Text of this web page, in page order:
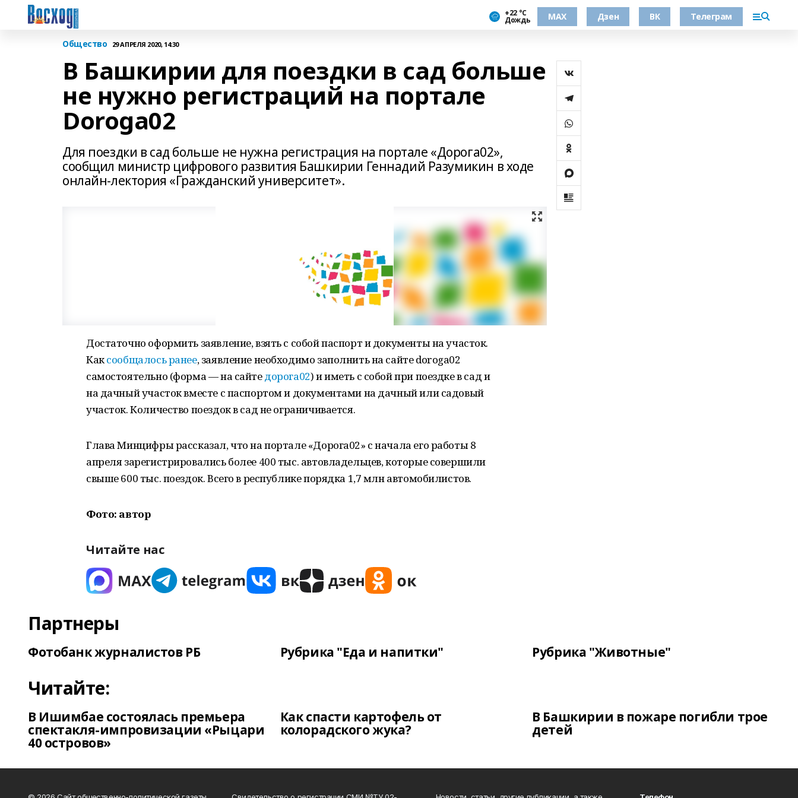
+22 °С
Дождь МАХ Дзен ВК Телеграм
Общество 29 АПРЕЛЯ 2020, 14:30
В Башкирии для поездки в сад больше
не нужно регистраций на портале
Doroga02
Для поездки в сад больше не нужна регистрация на портале «Дорога02»,
сообщил министр цифрового развития Башкирии Геннадий Разумикин в ходе
онлайн-лектория «Гражданский университет».
Достаточно оформить заявление, взять с собой паспорт и документы на участок.
Каксообщалось ранее, заявление необходимо заполнить на сайте doroga02
самостоятельно (форма — на сайтедорога02) и иметь с собой при поездке в сад и
на дачный участок вместе с паспортом и документами на дачный или садовый
участок. Количество поездок в сад не ограничивается.
Глава Минцифры рассказал, что на портале «Дорога02» с начала его работы 8
апреля зарегистрировались более 400 тыс. автовладельцев, которые совершили
свыше 600 тыс. поездок. Всего в республике порядка 1,7 млн автомобилистов.
Фото: автор
Читайте нас
Партнеры
Фотобанк журналистов РБ Рубрика "Еда и напитки" Рубрика "Животные"
Читайте:
В Ишимбае состоялась премьера
спектакля-импровизации «Рыцари
40 островов»
Как спасти картофель от
колорадского жука?
В Башкирии в пожаре погибли трое
детей